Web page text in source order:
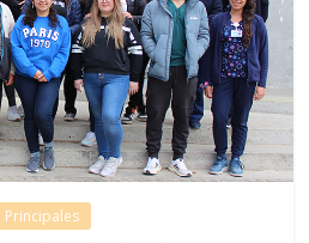
Principales